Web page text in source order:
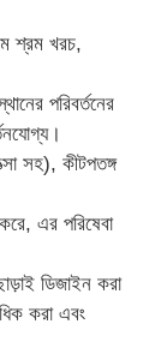
শ্রম খরচ,
পরিবর্তনের
সহ), কীটপতঙ্গ
করে, এর পরিষেবা
ডিজাইন করা
করা এবং